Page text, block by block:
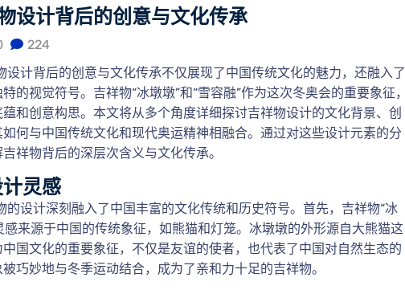
设计背后的创意与文化传承
224
设计背后的创意与文化传承不仅展现了中国传统文化的魅力，还融入了
的视觉符号。吉祥物“冰墩墩”和“雪容融”作为这次冬奥会的重要象征，
和创意构思。本文将从多个角度详细探讨吉祥物设计的文化背景、创
何与中国传统文化和现代奥运精神相融合。通过对这些设计元素的分
祥物背后的深层次含义与文化传承。
灵感
设计深刻融入了中国丰富的文化传统和历史符号。首先，吉祥物“冰
感来源于中国的传统象征，如熊猫和灯笼。冰墩墩的外形源自大熊猫这
国文化的重要象征，不仅是友谊的使者，也代表了中国对自然生态的
巧妙地与冬季运动结合，成为了亲和力十足的吉祥物。